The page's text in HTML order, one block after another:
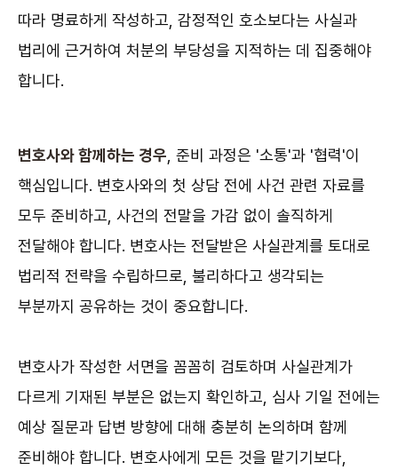
따라 명료하게 작성하고, 감정적인 호소보다는 사실과
법리에 근거하여 처분의 부당성을 지적하는 데 집중해야
합니다.
변호사와 함께하는 경우 , 준비 과정은 '소통'과 '협력'이
핵심입니다. 변호사와의 첫 상담 전에 사건 관련 자료를
모두 준비하고, 사건의 전말을 가감 없이 솔직하게
전달해야 합니다. 변호사는 전달받은 사실관계를 토대로
법리적 전략을 수립하므로, 불리하다고 생각되는
부분까지 공유하는 것이 중요합니다.
변호사가 작성한 서면을 꼼꼼히 검토하며 사실관계가
다르게 기재된 부분은 없는지 확인하고, 심사 기일 전에는
예상 질문과 답변 방향에 대해 충분히 논의하며 함께
준비해야 합니다. 변호사에게 모든 것을 맡기기보다,